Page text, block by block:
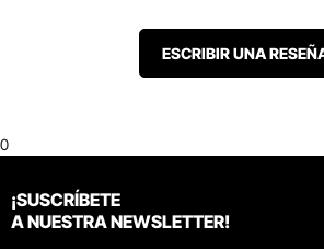
ESCRIBIR UNA
0
¡SUSCRÍBETE
A NUESTRA NEWSLETTER!